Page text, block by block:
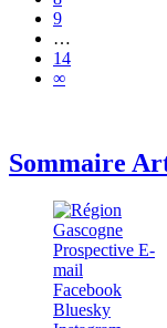
9
…
14
∞
Sommaire